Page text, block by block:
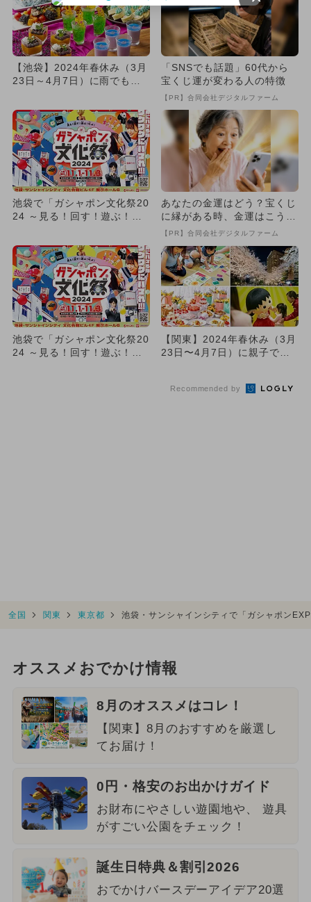
【池袋】2024年春休み（3月
23日～4月7日）に雨でも楽
「SNSでも話題」60代から
宝くじ運が変わる人の特徴
【PR】合同会社デジタルファーム
池袋で「ガシャポン文化祭20
24 ～見る！回す！遊ぶ！叫
あなたの金運はどう？宝くじ
に縁がある時、金運はこう変
わる
【PR】合同会社デジタルファーム
池袋で「ガシャポン文化祭20
24 ～見る！回す！遊ぶ！叫
【関東】2024年春休み（3月
23日〜4月7日）に親子で楽
Recommended by
全国 関東 東京都 池袋・サンシャインシティで「ガシャポン
オススメおでかけ情報
8月のオススメはコレ！
【関東】8月のおすすめを厳選し
てお届け！
0円・格安のお出かけガイド
お財布にやさしい遊園地や、 遊具
がすごい公園をチェック！
誕生日特典＆割引2026
おでかけバースデーアイデア20選